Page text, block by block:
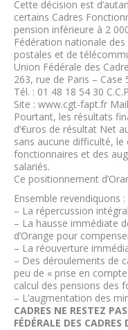
Cette décision est
certains Cadres
pension inférieure à 2
Fédération nationale
postales et de
Union Fédérale des
263, rue de Paris –
Tél. : 01 48 18 54 30
Site : www.cgt-fapt.fr
Pourtant, les résultats
d’€uros de résultat Net
sans aucune difficulté,
fonctionnaires et des
salariés.
Ce positionnement
Ensemble revendiquons :
– La répercussion
– La hausse immédiate
d’Orange pour
– La réouverture
– Des déroulements de
peu de « prise en
calcul des pensions des
– L’augmentation des
CADRES NE RESTEZ
FÉDÉRALE DES